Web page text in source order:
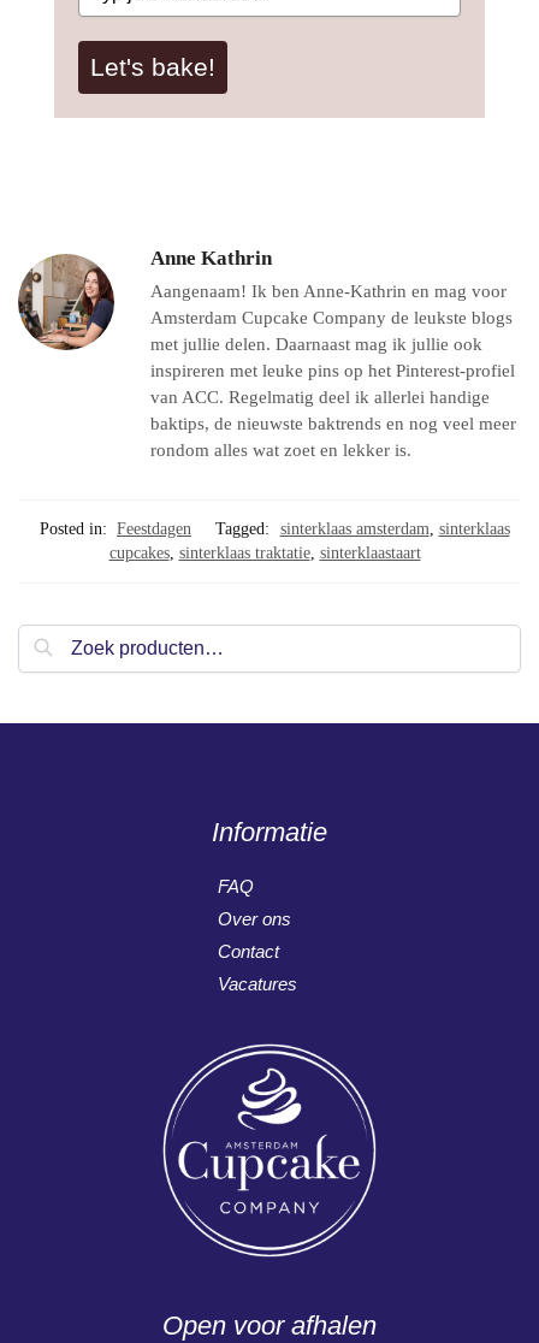
Let's bake!
Anne Kathrin
Aangenaam! Ik ben Anne-Kathrin en mag voor
Amsterdam Cupcake Company de leukste blogs
met jullie delen. Daarnaast mag ik jullie ook
inspireren met leuke pins op het Pinterest-profiel
van ACC. Regelmatig deel ik allerlei handige
baktips, de nieuwste baktrends en nog veel meer
rondom alles wat zoet en lekker is.
Posted in: Feestdagen Tagged: sinterklaas amsterdam, sinterklaas
cupcakes, sinterklaas traktatie, sinterklaastaart
Informatie
FAQ
Over ons
Contact
Vacatures
Open voor afhalen